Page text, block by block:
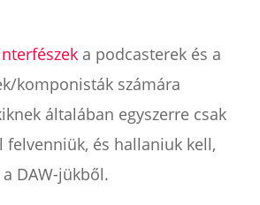
a podcasterek és a
komponisták számára
általában egyszerre csak
felvenniük, és hallaniuk kell,
DAW-jükből.